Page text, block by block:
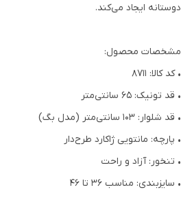
دوستانه ایجاد می‌کند.
مشخصات محصول:
• کد کالا: 8711
• قد تونیک: 65 سانتی‌متر
• قد شلوار: 103 سانتی‌متر (مدل بگ)
• پارچه: مانتویی ژاکارد طرح‌دار
• تنخور: آزاد و راحت
• سایزبندی: مناسب 36 تا 46